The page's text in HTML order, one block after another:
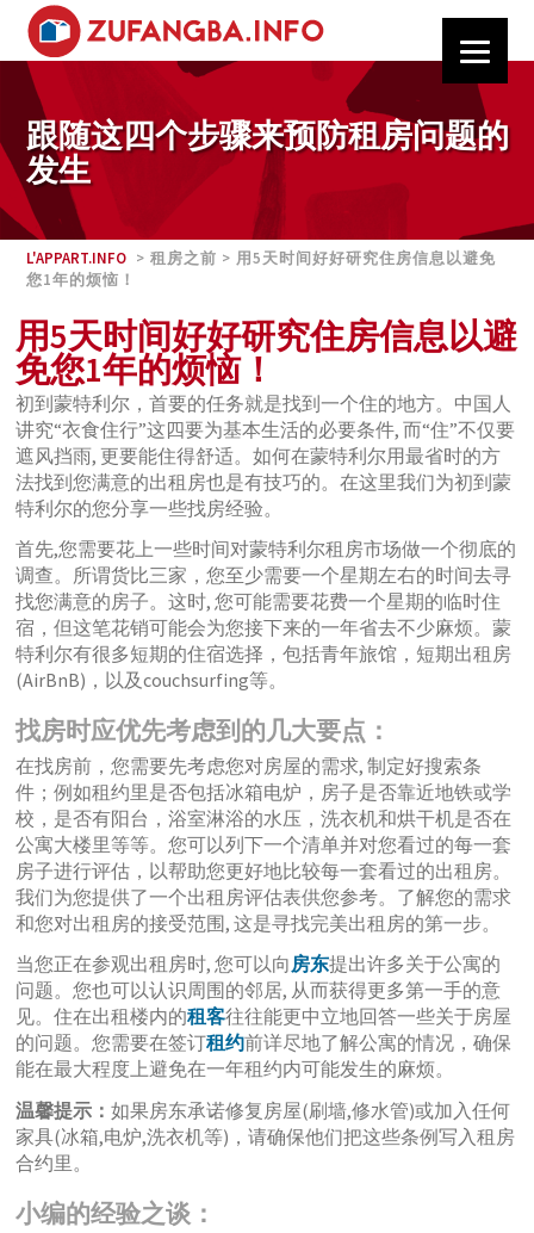
跟随这四个步骤来预防租房问题的
发生
L'APPART.INFO > 租房之前 > 用5天时间好好研究住房信息以避免
您1年的烦恼！
用5天时间好好研究住房信息以避
免您1年的烦恼！
初到蒙特利尔，首要的任务就是找到一个住的地方。中国人
讲究“衣食住行”这四要为基本生活的必要条件, 而“住”不仅要
遮风挡雨, 更要能住得舒适。如何在蒙特利尔用最省时的方
法找到您满意的出租房也是有技巧的。在这里我们为初到蒙
特利尔的您分享一些找房经验。
首先,您需要花上一些时间对蒙特利尔租房市场做一个彻底的
调查。所谓货比三家，您至少需要一个星期左右的时间去寻
找您满意的房子。这时, 您可能需要花费一个星期的临时住
宿，但这笔花销可能会为您接下来的一年省去不少麻烦。蒙
特利尔有很多短期的住宿选择，包括青年旅馆，短期出租房
(AirBnB)，以及couchsurfing等。
找房时应优先考虑到的几大要点：
在找房前，您需要先考虑您对房屋的需求, 制定好搜索条
件；例如租约里是否包括冰箱电炉，房子是否靠近地铁或学
校，是否有阳台，浴室淋浴的水压，洗衣机和烘干机是否在
公寓大楼里等等。您可以列下一个清单并对您看过的每一套
房子进行评估，以帮助您更好地比较每一套看过的出租房。
我们为您提供了一个出租房评估表供您参考。了解您的需求
和您对出租房的接受范围, 这是寻找完美出租房的第一步。
当您正在参观出租房时, 您可以向房东提出许多关于公寓的
问题。您也可以认识周围的邻居, 从而获得更多第一手的意
见。住在出租楼内的租客往往能更中立地回答一些关于房屋
的问题。您需要在签订租约前详尽地了解公寓的情况，确保
能在最大程度上避免在一年租约内可能发生的麻烦。
温馨提示：如果房东承诺修复房屋(刷墙,修水管)或加入任何
家具(冰箱,电炉,洗衣机等)，请确保他们把这些条例写入租房
合约里。
小编的经验之谈：